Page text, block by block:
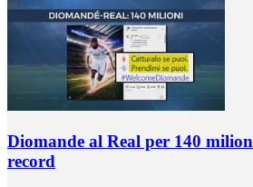
Diomande al Real per 140
record